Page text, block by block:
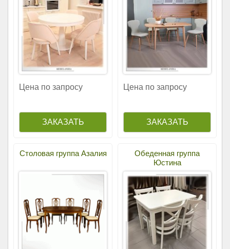
Цена по запросу Цена по запросу
Столовая группа Азалия
Обеденная группа
Юстина